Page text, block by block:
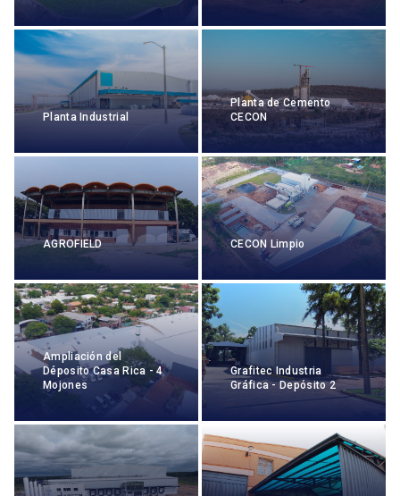
Planta Industrial
Planta de Cemento
CECON
AGROFIELD CECON Limpio
Ampliación del
Déposito Casa Rica - 4
Mojones
Grafitec Industria
Gráfica - Depósito 2